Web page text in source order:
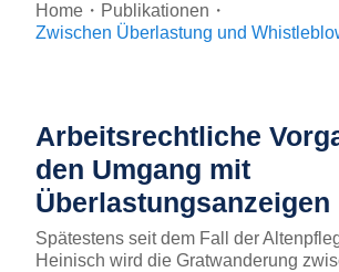
Home ・ Publikationen ・
Zwischen Überlastung und
Arbeitsrechtliche
den Umgang mit
Überlastungsanzeigen
Spätestens seit dem Fall der
Heinisch wird die Gratwanderung